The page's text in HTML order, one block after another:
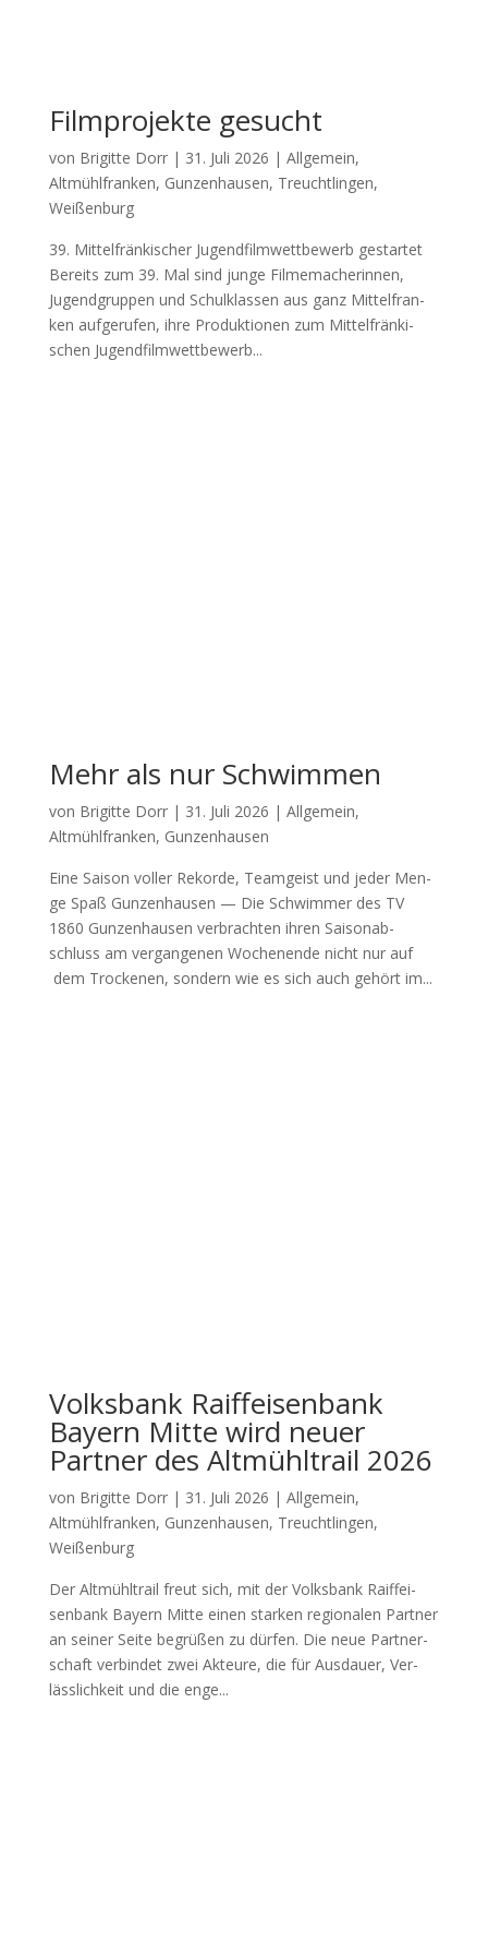
Filmprojekte gesucht
von Brigitte Dorr| 31. Juli 2026 | Allgemein,
Altmühlfranken, Gunzenhausen, Treuchtlingen,
Weißenburg
39. Mit­tel­frän­ki­scher Jugend­film­wett­be­werb gestar­tet
Bereits zum 39. Mal sind jun­ge Fil­me­ma­che­rin­nen,
Jugend­grup­pen und Schul­klas­sen aus ganz Mit­tel­fran­
ken auf­ge­ru­fen, ihre Pro­duk­tio­nen zum Mit­tel­frän­ki­
schen Jugend­film­wett­be­werb...
Mehr als nur Schwimmen
von Brigitte Dorr| 31. Juli 2026 | Allgemein,
Altmühlfranken, Gunzenhausen
Eine Sai­son vol­ler Rekor­de, Team­geist und jeder Men­
ge Spaß Gun­zen­hau­sen — Die Schwim­mer des TV
1860 Gun­zen­hau­sen ver­brach­ten ihren Sai­son­ab­
schluss am ver­gan­ge­nen Wochen­en­de nicht nur auf
dem Tro­cke­nen, son­dern wie es sich auch gehört im...
Volksbank Raiffeisenbank
Bayern Mitte wird neuer
Partner des Altmühltrail 2026
von Brigitte Dorr| 31. Juli 2026 | Allgemein,
Altmühlfranken, Gunzenhausen, Treuchtlingen,
Weißenburg
Der Alt­mühl­trail freut sich, mit der Volks­bank Raiff­ei­
sen­bank Bay­ern Mit­te einen star­ken regio­na­len Part­ner
an sei­ner Sei­te begrü­ßen zu dür­fen. Die neue Part­ner­
schaft ver­bin­det zwei Akteu­re, die für Aus­dau­er, Ver­
läss­lich­keit und die enge...